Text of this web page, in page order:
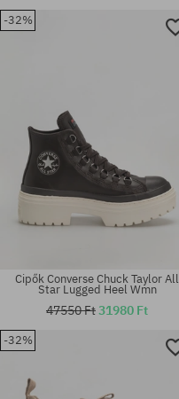
Elérhető méretek:
Elérhető méretek:
-32%
Cipők Converse Chuck Taylor All
Star Lugged Heel Wmn
47550 Ft31980 Ft
-32%